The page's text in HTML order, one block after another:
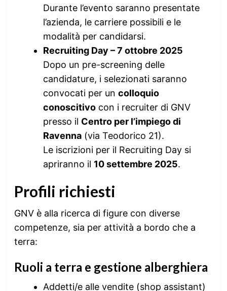
Durante l’evento saranno presentate
l’azienda, le carriere possibili e le
modalità per candidarsi.
Recruiting Day – 7 ottobre 2025
Dopo un pre-screening delle
candidature, i selezionati saranno
convocati per un colloquio
conoscitivocon i recruiter di GNV
presso il Centro per l’impiego di
Ravenna(via Teodorico 21).
Le iscrizioni per il Recruiting Day si
apriranno il 10 settembre 2025.
Profili richiesti
GNV è alla ricerca di figure con diverse
competenze, sia per attività a bordo che a
terra:
Ruoli a terra e gestione alberghiera
Addetti/e alle vendite (shop assistant)